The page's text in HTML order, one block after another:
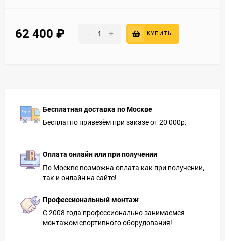
62 400 - + КУПИТЬ
Бесплатная доставка по Москве
Бесплатно привезём при заказе от 20 000р.
Оплата онлайн или при получении
По Москве возможна оплата как при получении,
так и онлайн на сайте!
Профессиональный монтаж
С 2008 года профессионально занимаемся
монтажом спортивного оборудования!